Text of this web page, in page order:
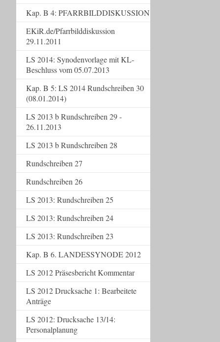
Kap. B 4: PFARRBILDDISKUSSION
EKiR.de/Pfarrbilddiskussion
29.11.2011
LS 2014: Synodenvorlage mit KL-
Beschluss vom 05.07.2013
Kap. B 5: LS 2014 Rundschreiben 30
(08.01.2014)
LS 2013 b Rundschreiben 29 -
26.11.2013
LS 2013 b Rundschreiben 28
Rundschreiben 27
Rundschreiben 26
LS 2013: Rundschreiben 25
LS 2013: Rundschreiben 24
LS 2013: Rundschreiben 23
Kap. B 6. LANDESSYNODE 2012
LS 2012 Präsesbericht Kommentar
LS 2012 Drucksache 1: Bearbeitete
Anträge
LS 2012: Drucksache 13/14:
Personalplanung